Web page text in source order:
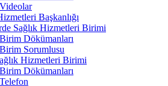
Videolar
Başkanlığı
Sağlık Hizmetleri Birimi
Birim Dökümanları
Birim Sorumlusu
Hizmetleri Birimi
Birim Dökümanları
Telefon